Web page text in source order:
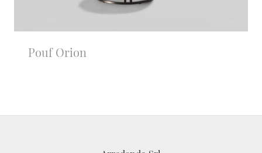
Pouf Orion